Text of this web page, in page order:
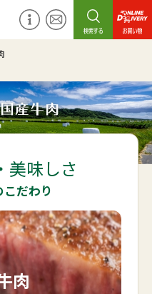
美味しさ
だわり
肉